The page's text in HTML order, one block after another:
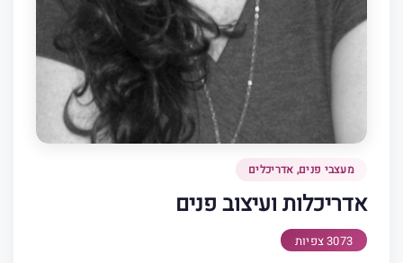
מעצבי פנים, אדריכלים
אדריכלות ועיצוב פנים
3073 צפיות